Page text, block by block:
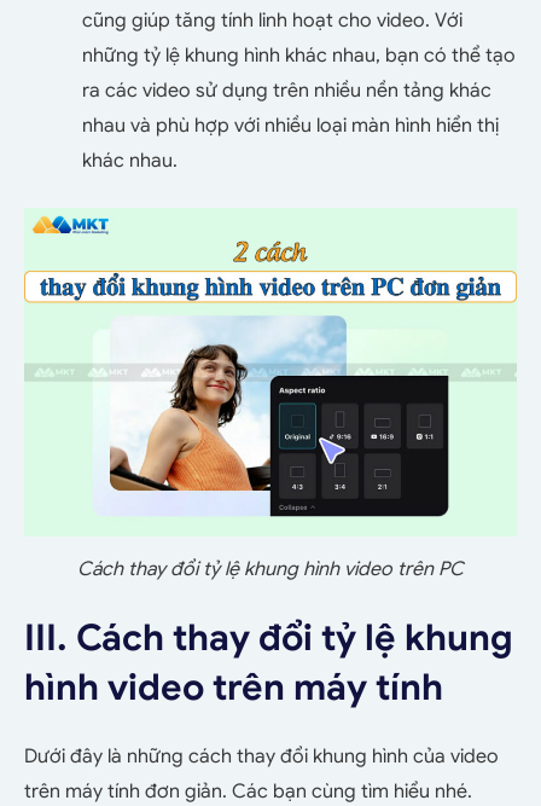
cũng giúp tăng tính linh hoạt cho video. Với
những tỷ lệ khung hình khác nhau, bạn có thể tạo
ra các video sử dụng trên nhiều nền tảng khác
nhau và phù hợp với nhiều loại màn hình hiển thị
khác nhau.
Cách thay đổi tỷ lệ khung hình video trên PC
III. Cách thay đổi tỷ lệ khung
hình video trên máy tính
Dưới đây là những cách thay đổi khung hình của video
trên máy tính đơn giản. Các bạn cùng tìm hiểu nhé.